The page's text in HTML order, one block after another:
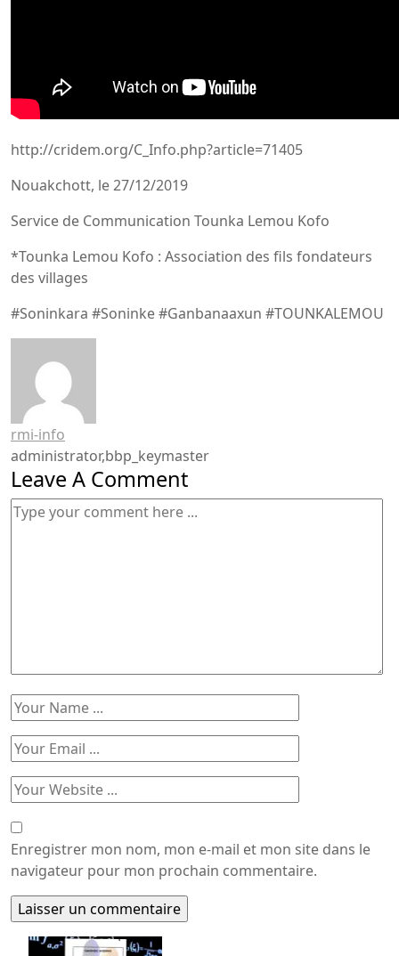
http://cridem.org/C_Info.php?article=71405
Nouakchott, le 27/12/2019
Service de Communication Tounka Lemou Kofo
*Tounka Lemou Kofo : Association des fils fondateurs
des villages
#Soninkara #Soninke #Ganbanaaxun #TOUNKALEMOU
rmi-info
administrator,bbp_keymaster
Leave A Comment
Enregistrer mon nom, mon e-mail et mon site dans le
navigateur pour mon prochain commentaire.